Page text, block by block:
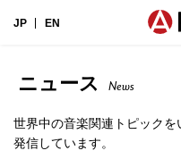
JP EN
ニュース News
世界中の音楽関連トピック
発信しています。